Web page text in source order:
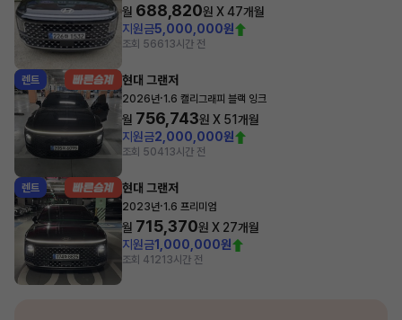
월 688,820원 X47개월
지원금5,000,000원
조회 56613시간 전
렌트 현대 그랜저
2026년·1.6 캘리그래피 블랙 잉크
월 756,743원 X 51개월
지원금2,000,000원
조회 50413시간 전
렌트 현대 그랜저
2023년·1.6 프리미엄
월 715,370원 X 27개월
지원금1,000,000원
조회 41213시간 전